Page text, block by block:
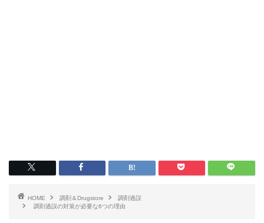
HOME 調剤＆Drugstore
調剤過誤
調剤過誤の対策が必要な6つの理由